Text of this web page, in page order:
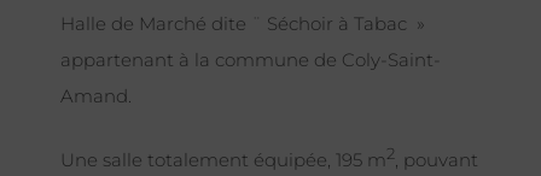
Halle de Marché dite ¨ Séchoir à Tabac »
appartenant à la commune de Coly-Saint-
Amand.
Une salle totalement équipée, 195 m2, pouvant